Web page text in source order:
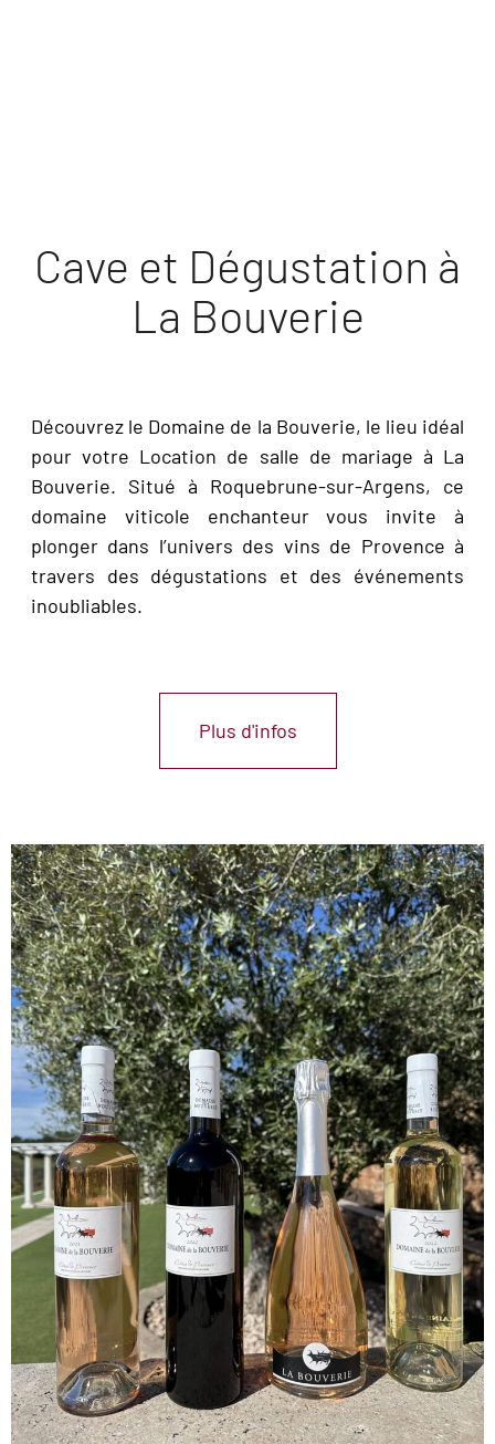
Cave et Dégustation à
La Bouverie
Découvrez le Domaine de la Bouverie, le lieu idéal
pour votre Location de salle de mariage à La
Bouverie. Situé à Roquebrune-sur-Argens, ce
domaine viticole enchanteur vous invite à
plonger dans l’univers des vins de Provence à
travers des dégustations et des événements
inoubliables.
Plus d'infos